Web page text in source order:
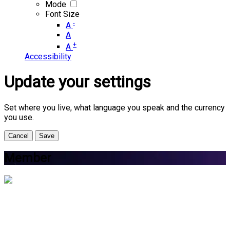
Mode
Font Size
A -
A
A +
Accessibility
Update your settings
Set where you live, what language you speak and the currency
you use.
Cancel Save
Member